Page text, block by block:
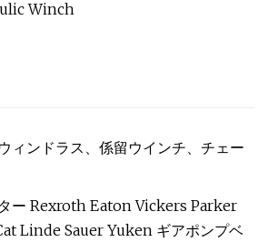
ィンドラス、係留ウインチ、チェー
ー Rexroth Eaton Vickers Parker
Linde Sauer Yuken ギアポンプベ